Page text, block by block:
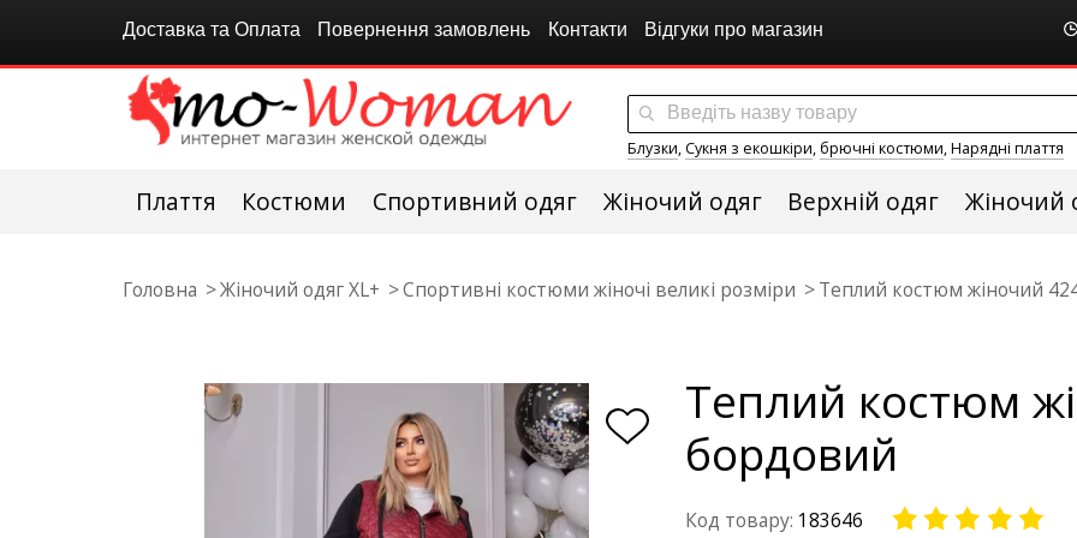
Доставка та Оплата Повернення замовлень Контакти Відгуки про магазин
Блузки, Сукня з екошкіри, брючні костюми,Нарядні плаття
Плаття Костюми Спортивний одяг Жіночий одяг Верхній одяг Жіночий
Головна Жіночий одяг XL+ Спортивні костюми жіночі великі розміри Теплий костюм жіночий
Теплий костюм
бордовий
Код товару: 183646